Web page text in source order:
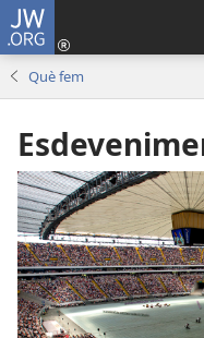
JW.ORG
Què fem